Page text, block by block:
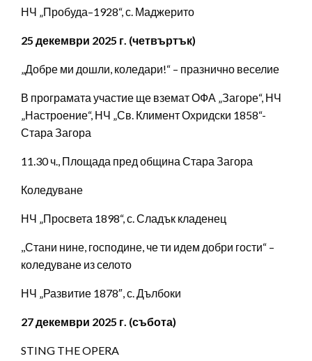
НЧ „Пробуда–1928“, с. Маджерито
25 декември 2025 г. (четвъртък)
„Добре ми дошли, коледари!“ – празнично веселие
В програмата участие ще вземат ОФА „Загоре“, НЧ
„Настроение“, НЧ „Св. Климент Охридски 1858“-
Стара Загора
11.30 ч., Площада пред община Стара Загора
Коледуване
НЧ „Просвета 1898“, с. Сладък кладенец
,,Стани нине, господине, че ти идем добри гости“ –
коледуване из селото
НЧ „Развитие 1878″, с. Дълбоки
27 декември 2025 г. (събота)
STING THE OPERA